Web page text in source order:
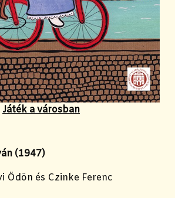
Játék a városban
(1947)
Ödön és Czinke Ferenc